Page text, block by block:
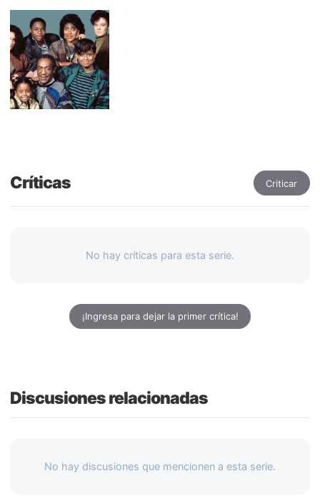
Críticas Criticar
No hay críticas para esta serie.
¡Ingresa para dejar la primer crítica!
Discusiones relacionadas
No hay discusiones que mencionen a esta serie.